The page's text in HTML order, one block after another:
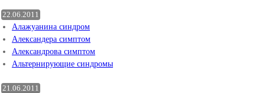
22.06.2011
Алажуанина синдром
Александера симптом
Александрова симптом
Альтернирующие синдромы
21.06.2011